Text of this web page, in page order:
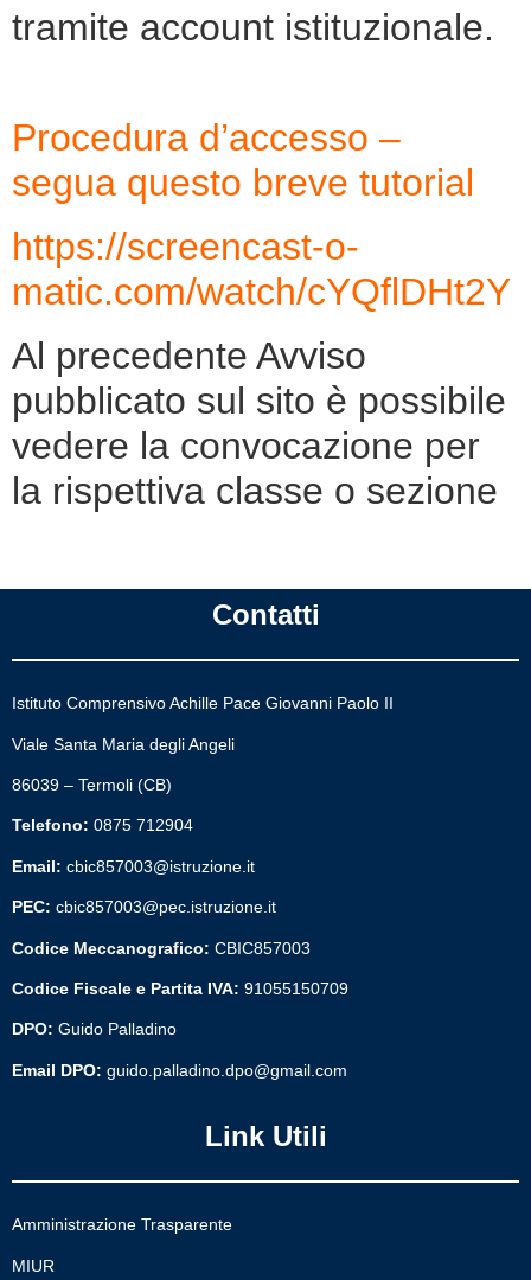
tramite account istituzionale.
Procedura d’accesso –
segua questo breve tutorial
https://screencast-o-
matic.com/watch/cYQflDHt2Y
Al precedente Avviso
pubblicato sul sito è possibile
vedere la convocazione per
la rispettiva classe o sezione
Contatti
Istituto Comprensivo Achille Pace Giovanni Paolo II
Viale Santa Maria degli Angeli
86039 – Termoli (CB)
Telefono: 0875 712904
Email: cbic857003@istruzione.it
PEC: cbic857003@pec.istruzione.it
Codice Meccanografico: CBIC857003
Codice Fiscale e Partita IVA: 91055150709
DPO: Guido Palladino
Email DPO: guido.palladino.dpo@gmail.com
Link Utili
Amministrazione Trasparente
MIUR